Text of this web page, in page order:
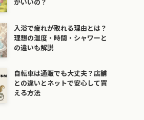
入浴で疲れが取れる理由とは？
理想の温度・時間・シャワーと
の違いも解説
自転車は通販でも大丈夫？店舗
との違いとネットで安心して買
える方法